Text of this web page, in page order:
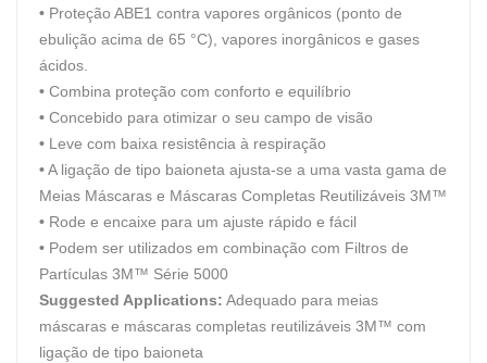
• Proteção ABE1 contra vapores orgânicos (ponto de
ebulição acima de 65 °C), vapores inorgânicos e gases
ácidos.
• Combina proteção com conforto e equilíbrio
• Concebido para otimizar o seu campo de visão
• Leve com baixa resistência à respiração
•A ligação de tipo baioneta ajusta-se a uma vasta gama de
Meias Máscaras e Máscaras Completas Reutilizáveis 3M™
• Rode e encaixe para um ajuste rápido e fácil
• Podem ser utilizados em combinação com Filtros de
Partículas 3M™ Série 5000
Suggested Applications: Adequado para meias
máscaras e máscaras completas reutilizáveis 3M™ com
ligação de tipo baioneta